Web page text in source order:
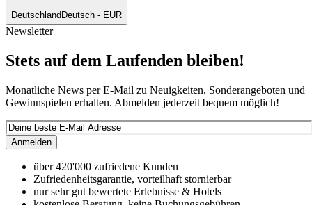
Deutschland Deutsch - EUR
Newsletter
Stets auf dem Laufenden bleiben!
Monatliche News per E-Mail zu Neuigkeiten, Sonderangeboten und
Gewinnspielen erhalten. Abmelden jederzeit bequem möglich!
Anmelden
über 420'000 zufriedene Kunden
Zufriedenheitsgarantie, vorteilhaft stornierbar
nur sehr gut bewertete Erlebnisse & Hotels